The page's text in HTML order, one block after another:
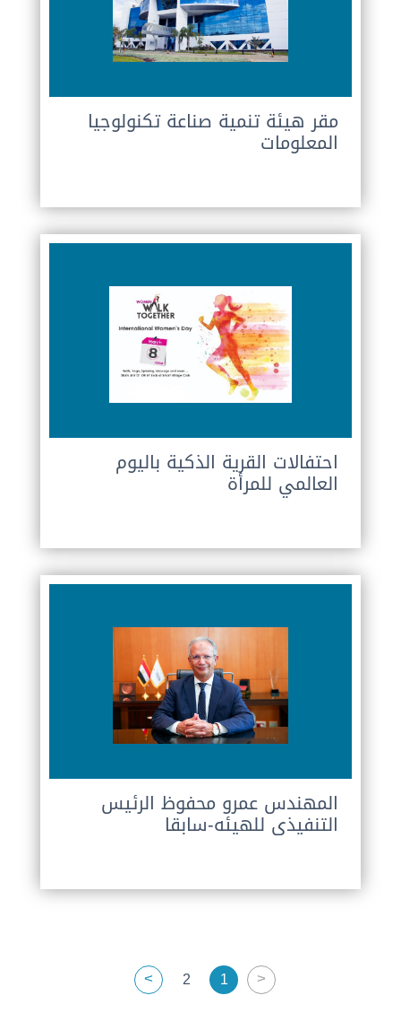
مقر هيئة تنمية صناعة تكنولوجيا
المعلومات
احتفالات القرية الذكية باليوم
العالمي للمرأة
المهندس عمرو محفوظ الرئيس
التنفيذى للهيئه-سابقا
<
1
2
>